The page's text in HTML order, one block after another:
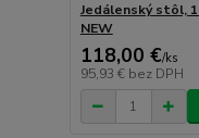
Jedálenský stôl,
NEW
118,00 €/ks
95,93 € bez DPH